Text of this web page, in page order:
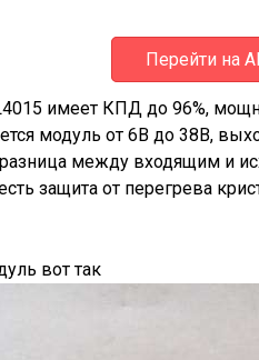
Перейти на
имеет КПД до 96%,
модуль от 6В до 38В,
разница между входящим и
защита от перегрева
вот так